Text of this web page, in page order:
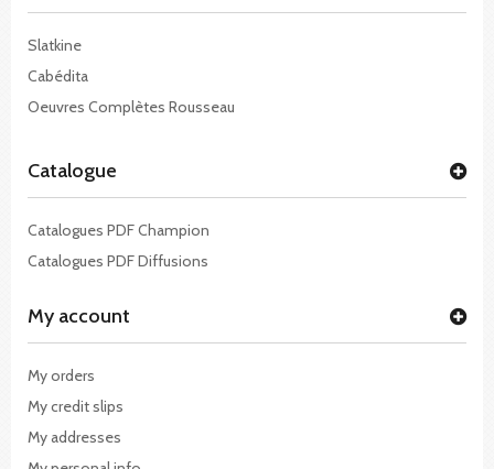
Slatkine
Cabédita
Oeuvres Complètes Rousseau
Catalogue
Catalogues PDF Champion
Catalogues PDF Diffusions
My account
My orders
My credit slips
My addresses